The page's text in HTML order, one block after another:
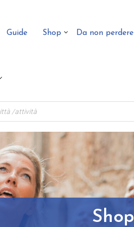
Guide Shop Da non perdere
Shop